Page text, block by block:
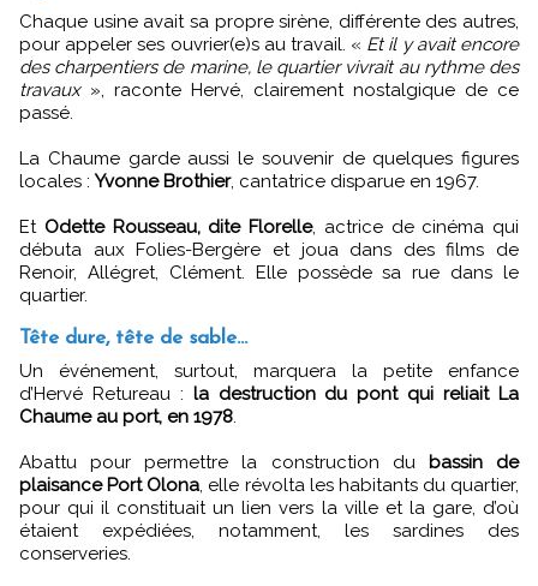
Chaque usine avait sa propre sirène, différente des autres,
pour appeler ses ouvrier(e)s au travail. « Et il y avait encore
des charpentiers de marine, le quartier vivrait au rythme des
travaux», raconte Hervé, clairement nostalgique de ce
passé.
La Chaume garde aussi le souvenir de quelques figures
locales :Yvonne Brothier, cantatrice disparue en 1967.
Et Odette Rousseau, dite Florelle, actrice de cinéma qui
débuta aux Folies-Bergère et joua dans des films de
Renoir, Allégret, Clément. Elle possède sa rue dans le
quartier.
Tête dure, tête de sable…
Un événement, surtout, marquera la petite enfance
d’Hervé Retureau : la destruction du pont qui reliait La
Chaume au port, en 1978
Abattu pour permettre la construction du bassin de
plaisance Port Olona , elle révolta les habitants du quartier,
pour qui il constituait un lien vers la ville et la gare, d’où
étaient expédiées, notamment, les sardines des
conserveries.